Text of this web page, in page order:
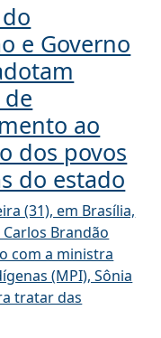
e Governo
ao
dos povos
do estado
(31), em Brasília,
Brandão
com a ministra
(MPI), Sônia
tratar das